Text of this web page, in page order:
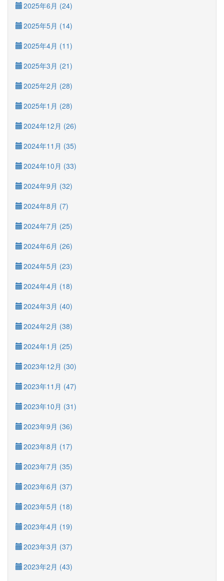
2025年6月 (24)
2025年5月 (14)
2025年4月 (11)
2025年3月 (21)
2025年2月 (28)
2025年1月 (28)
2024年12月 (26)
2024年11月 (35)
2024年10月 (33)
2024年9月 (32)
2024年8月 (7)
2024年7月 (25)
2024年6月 (26)
2024年5月 (23)
2024年4月 (18)
2024年3月 (40)
2024年2月 (38)
2024年1月 (25)
2023年12月 (30)
2023年11月 (47)
2023年10月 (31)
2023年9月 (36)
2023年8月 (17)
2023年7月 (35)
2023年6月 (37)
2023年5月 (18)
2023年4月 (19)
2023年3月 (37)
2023年2月 (43)